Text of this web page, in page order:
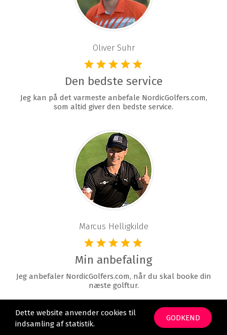
Oliver Suhr
Den bedste service
Jeg kan på det varmeste anbefale NordicGolfers.com,
som altid giver den bedste service.
Marcus Helligkilde
Min anbefaling
Jeg anbefaler NordicGolfers.com, når du skal booke din
næste golftur.
Dette website anvender cookies til
indsamling af statistik.
GODKEND